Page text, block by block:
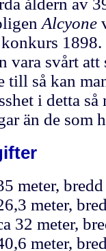
åldern av
Alcyone
vara svårt att
till så kan
i detta
än de som
meter,
meter,
32 meter,
meter,